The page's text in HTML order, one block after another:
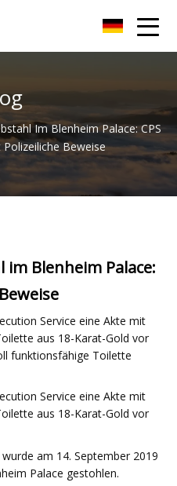
Im Blenheim Palace: CPS
Beweise
Blenheim Palace:
Service eine Akte mit
aus 18-Karat-Gold vor
funktionsfähige Toilette
Service eine Akte mit
aus 18-Karat-Gold vor
am 14. September 2019
Palace gestohlen.